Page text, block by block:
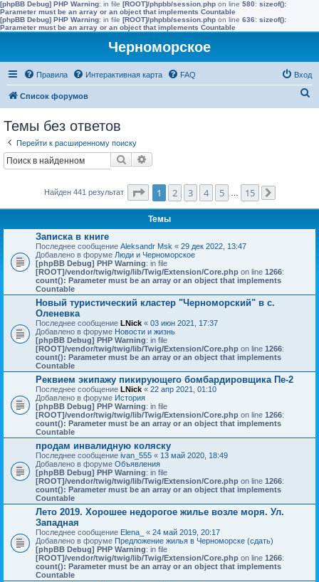
[phpBB Debug] PHP Warning: in file [ROOT]/phpbb/session.php on line 580: sizeof():
Parameter must be an array or an object that implements Countable
[phpBB Debug] PHP Warning: in file [ROOT]/phpbb/session.php on line 636: sizeof():
Parameter must be an array or an object that implements Countable
Черноморское
Правила Интерактивная карта FAQ Вход
Список форумов
Темы без ответов
Перейти к расширенному поиску
Поиск
Найден 441 результат Страница1 из
1 2 3 4 5 15
Темы
Записка в книге
Последнее сообщение Aleksandr Msk « 29 дек 2022, 13:47
Добавлено в форуме Люди и Черноморское
[phpBB Debug] PHP Warning: in file
[ROOT]/vendor/twig/twig/lib/Twig/Extension/Core.php on line 1266:
count(): Parameter must be an array or an object that implements
Countable
Новый туристический кластер "Черноморский" в с.
Оленевка
Последнее сообщение LNick « 03 июн 2021, 17:37
Добавлено в форуме Новости и жизнь
[phpBB Debug] PHP Warning: in file
[ROOT]/vendor/twig/twig/lib/Twig/Extension/Core.php on line 1266:
count(): Parameter must be an array or an object that implements
Countable
Реквием экипажу пикирующего бомбардировщика Пе-2
Последнее сообщение LNick « 22 апр 2021, 01:10
Добавлено в форуме История
[phpBB Debug] PHP Warning: in file
[ROOT]/vendor/twig/twig/lib/Twig/Extension/Core.php on line 1266:
count(): Parameter must be an array or an object that implements
Countable
продам инвалидную коляску
Последнее сообщение ivan_555 « 13 май 2020, 18:49
Добавлено в форуме Объявления
[phpBB Debug] PHP Warning: in file
[ROOT]/vendor/twig/twig/lib/Twig/Extension/Core.php on line 1266:
count(): Parameter must be an array or an object that implements
Countable
Лето 2019. Хорошее недорогое жилье возле моря. Ул.
Западная
Последнее сообщение Elena_ « 24 май 2019, 20:17
Добавлено в форуме Предложение жилья в Черноморске (сдать)
[phpBB Debug] PHP Warning: in file
[ROOT]/vendor/twig/twig/lib/Twig/Extension/Core.php on line 1266:
count(): Parameter must be an array or an object that implements
Countable